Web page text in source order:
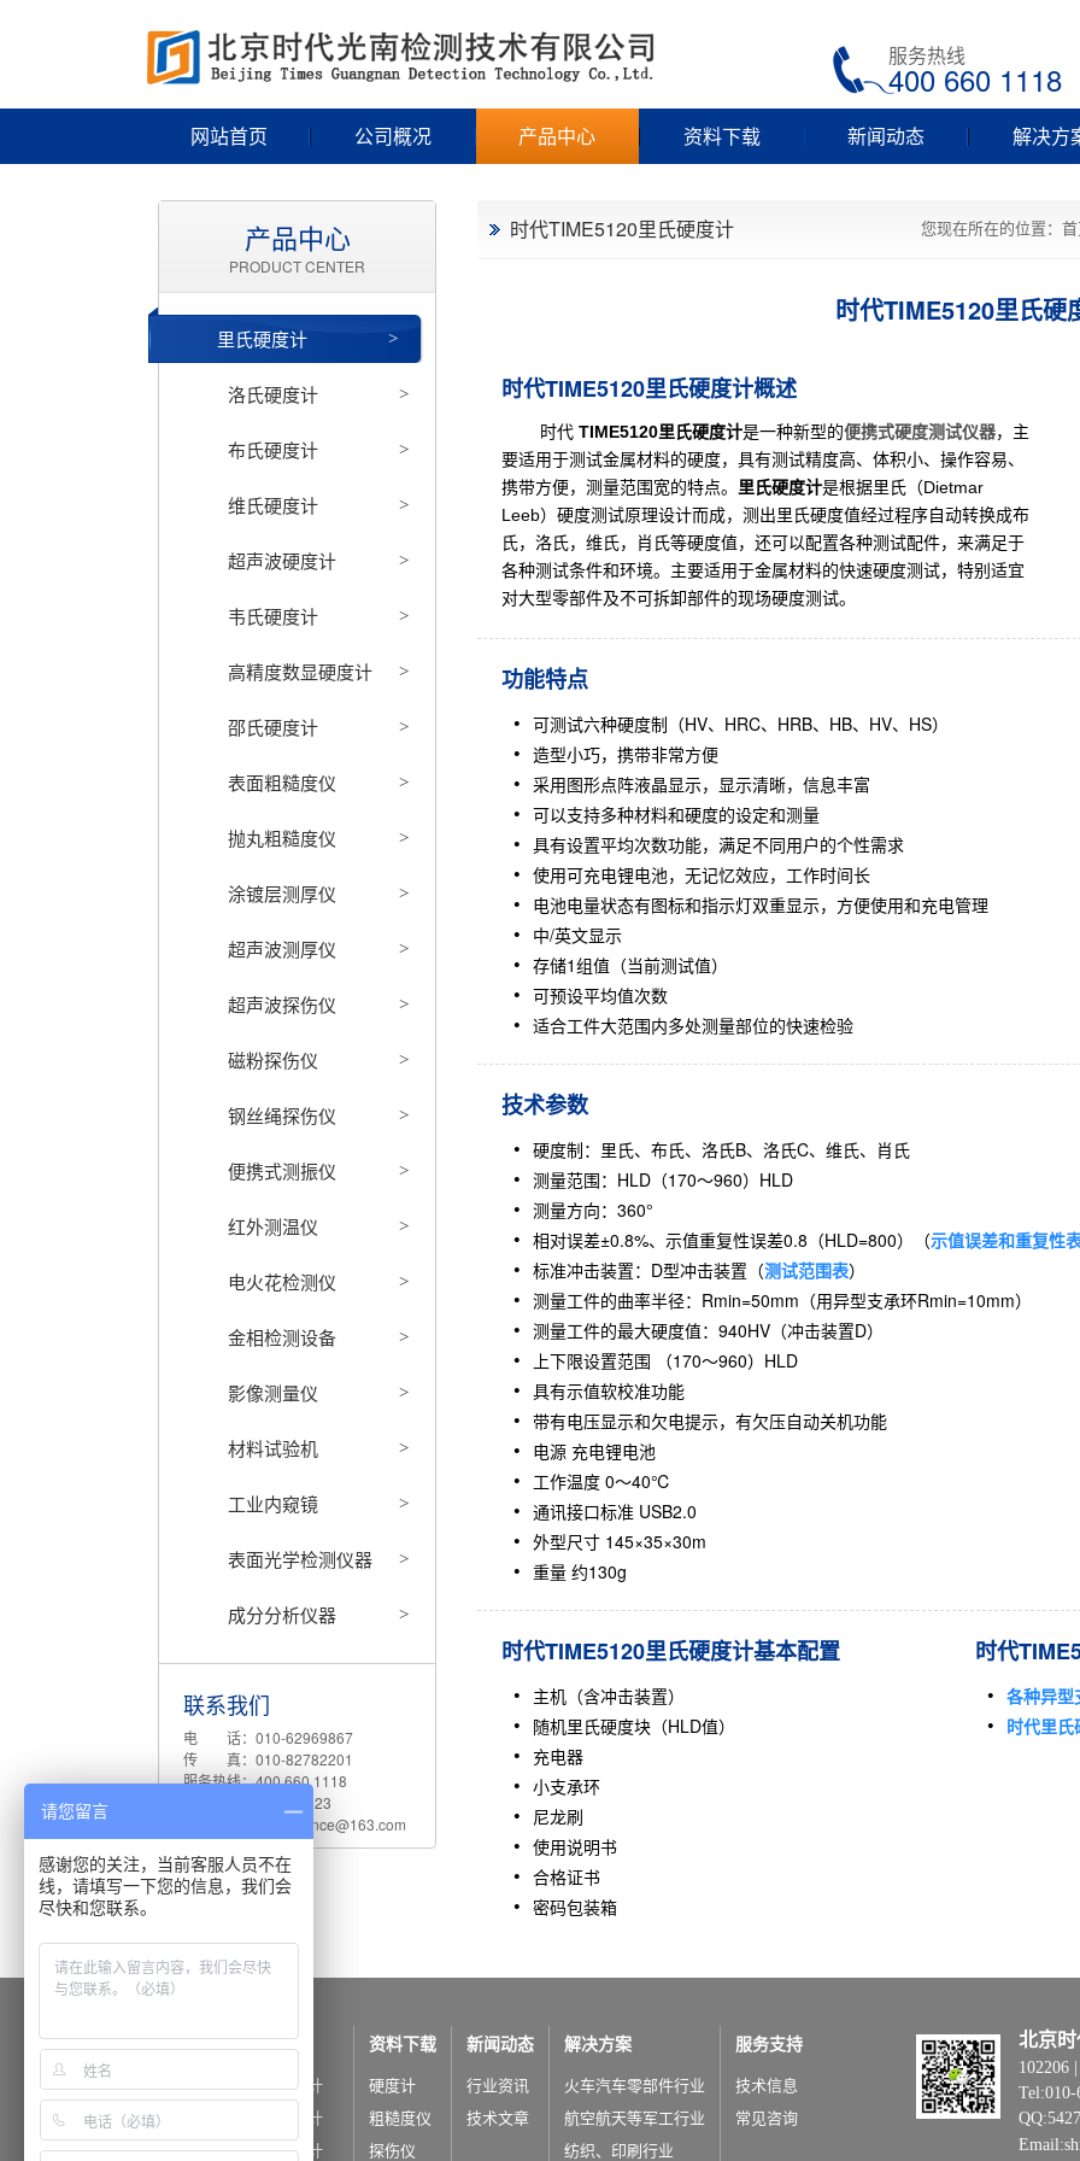
服务热线
400 660 1118
网站首页 公司概况 产品中心 资料下载 新闻动态 解决方
时代TIME5120里氏硬度计 您现在所在的位置：
时代TIME5120里氏硬
时代TIME5120里氏硬度计概述
时代 TIME5120里氏硬度计是一种新型的便携式硬度测试仪器，主
要适用于测试金属材料的硬度，具有测试精度高、体积小、操作容易、
携带方便，测量范围宽的特点。 里氏硬度计是根据里氏（Dietmar
Leeb）硬度测试原理设计而成，测出里氏硬度值经过程序自动转换成布
氏，洛氏，维氏，肖氏等硬度值，还可以配置各种测试配件，来满足于
各种测试条件和环境。 主要适用于金属材料的快速硬度测试，特别适宜
对大型零部件及不可拆卸部件的现场硬度测试。
功能特点
可测试六种硬度制（HV、HRC、HRB、HB、HV、HS）
造型小巧，携带非常方便
采用图形点阵液晶显示，显示清晰，信息丰富
可以支持多种材料和硬度的设定和测量
具有设置平均次数功能，满足不同用户的个性需求
使用可充电锂电池，无记忆效应，工作时间长
电池电量状态有图标和指示灯双重显示，方便使用和充电管理
中/英文显示
存储1组值（当前测试值）
可预设平均值次数
适合工件大范围内多处测量部位的快速检验
技术参数
硬度制：里氏、布氏、洛氏B、洛氏C、维氏、肖氏
测量范围：HLD（170～960）HLD
测量方向：360°
相对误差±0.8%、示值重复性误差0.8（HLD=800）（示值误差和重复性
标准冲击装置：D型冲击装置（测试范围表）
测量工件的曲率半径：Rmin=50mm（用异型支承环Rmin=10mm）
测量工件的最大硬度值：940HV（冲击装置D）
上下限设置范围 （170～960）HLD
具有示值软校准功能
带有电压显示和欠电提示，有欠压自动关机功能
电源 充电锂电池
工作温度 0～40℃
通讯接口标准 USB2.0
外型尺寸 145×35×30m
重量 约130g
时代TIME5120里氏硬度计基本配置
主机（含冲击装置）
随机里氏硬度块（HLD值）
充电器
小支承环
尼龙刷
使用说明书
合格证书
密码包装箱
时代
各种异型
时代里氏
产品中心
PRODUCT CENTER
里氏硬度计 >
洛氏硬度计 >
布氏硬度计 >
维氏硬度计 >
超声波硬度计 >
韦氏硬度计 >
高精度数显硬度计 >
邵氏硬度计 >
表面粗糙度仪 >
抛丸粗糙度仪 >
涂镀层测厚仪 >
超声波测厚仪 >
超声波探伤仪 >
磁粉探伤仪 >
钢丝绳探伤仪 >
便携式测振仪 >
红外测温仪 >
电火花检测仪 >
金相检测设备 >
影像测量仪 >
材料试验机 >
工业内窥镜 >
表面光学检测仪器 >
成分分析仪器 >
联系我们
电 话：010-62969867
传 真：010-82782201
服务热线：400 660 1118
Q Q：542730823
电子邮件：shidaijiance@163.com
公司概况
公司简介
公司荣誉
产品中心
里氏硬度计
洛氏硬度计
布氏硬度计
资料下载
硬度计
粗糙度仪
探伤仪
新闻动态
行业资讯
技术文章
解决方案
火车汽车零部件行业
航空航天等军工行业
纺织、印刷行业
服务支持
技术信息
常见咨询
北京
102206
Tel:010-
请您留言
感谢您的关注，当前客服人员不在
线，请填写一下您的信息，我们会
尽快和您联系。